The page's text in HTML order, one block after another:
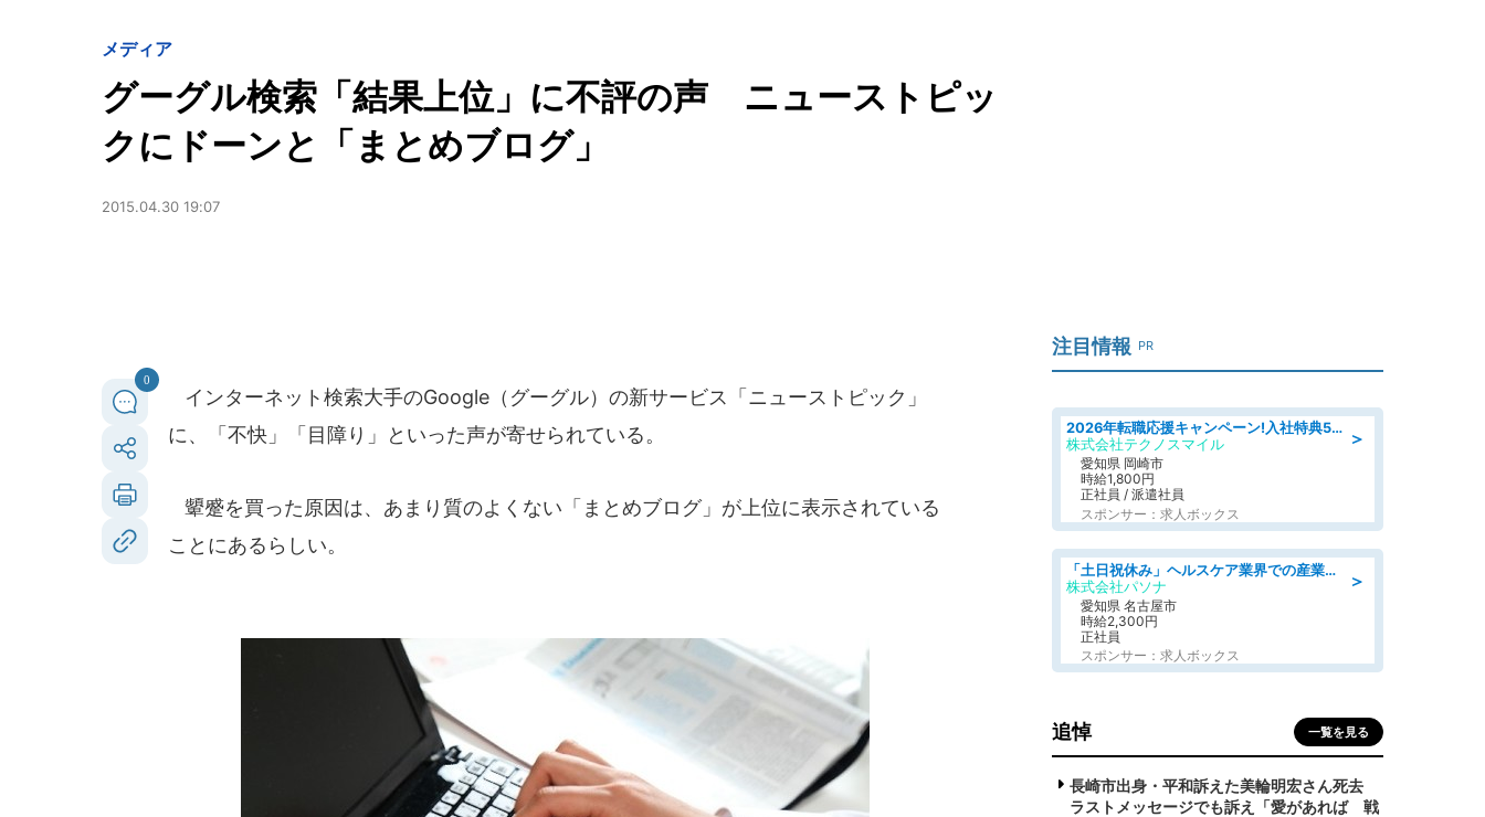
メディア
グーグル検索「結果上位」に不評の声 ニューストピッ
クにドーンと「まとめブログ」
2015.04.30 19:07
0
インターネット検索大手のGoogle（グーグル）の新サービス「ニューストピック」
に、「不快」「目障り」といった声が寄せられている。
顰蹙を買った原因は、あまり質のよくない「まとめブログ」が上位に表示されている
ことにあるらしい。
注目情報 PR
＞
2026年転職応援キャンペーン!入社特典58万円/デンソーで働こう!自動車工場で小型部品の検査業務 denso aichi
株式会社テクノスマイル
愛知県 岡崎市
時給1,800円
正社員 / 派遣社員
スポンサー：求人ボックス
＞
「土日祝休み」ヘルスケア業界での産業保健師業務/看護師/高時給/未経験OK/要資格:正看護師
株式会社パソナ
愛知県 名古屋市
時給2,300円
正社員
スポンサー：求人ボックス
追悼 一覧を見る
長崎市出身・平和訴えた美輪明宏さん死去
ラストメッセージでも訴え「愛があれば 戦